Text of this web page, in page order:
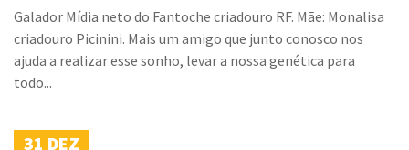
Galador Mídia neto do Fantoche criadouro RF. Mãe: Monalisa
criadouro Picinini. Mais um amigo que junto conosco nos
ajuda a realizar esse sonho, levar a nossa genética para
todo...
31 DEZ